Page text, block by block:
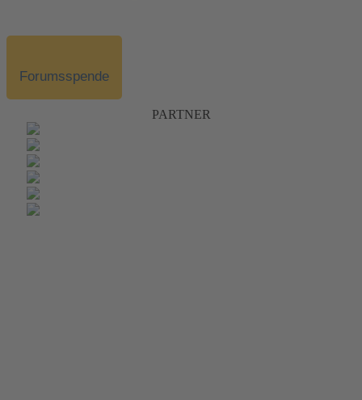
Forumsspende
PARTNER